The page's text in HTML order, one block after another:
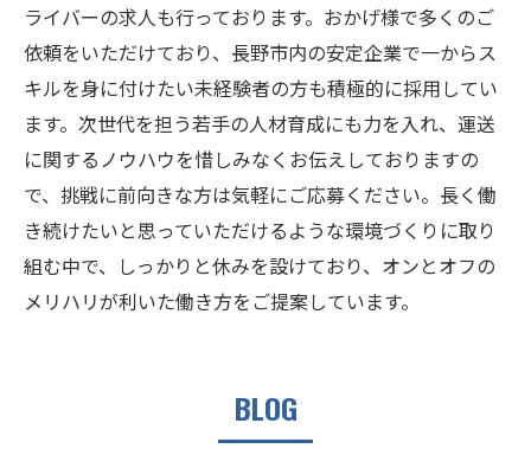
ライバーの求人も行っております。おかげ様で多くのご
依頼をいただけており、長野市内の安定企業で一からス
キルを身に付けたい未経験者の方も積極的に採用してい
ます。次世代を担う若手の人材育成にも力を入れ、運送
に関するノウハウを惜しみなくお伝えしておりますの
で、挑戦に前向きな方は気軽にご応募ください。長く働
き続けたいと思っていただけるような環境づくりに取り
組む中で、しっかりと休みを設けており、オンとオフの
メリハリが利いた働き方をご提案しています。
BLOG